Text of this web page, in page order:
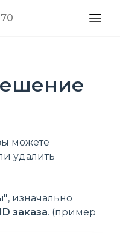
можете
удалить
, изначально
ID заказа. (пример